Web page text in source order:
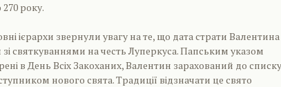
року.
ієрархи звернули увагу на те, що дата страти Валентина
святкуваннями на честь Луперкуса. Папським указом
в День Всіх Закоханих, Валентин зарахований до списку
нового свята. Традиції відзначати це свято